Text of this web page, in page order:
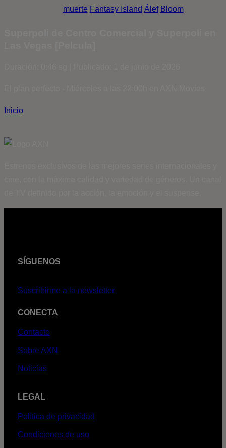
muerte Fantasy Island Álef Bloom
Inicio
SÍGUENOS
Suscribirme a la newsletter
CONECTA
Contacto
Sobre AXN
Noticias
LEGAL
Política de privacidad
Condiciones de uso